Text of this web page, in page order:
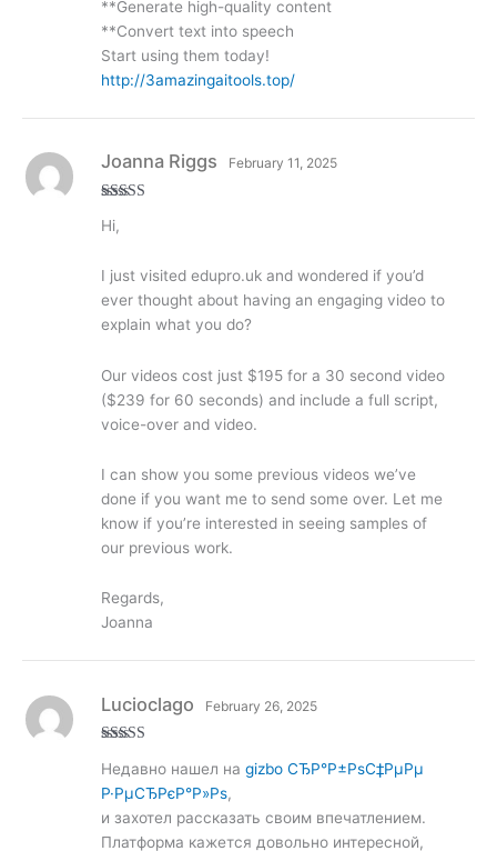
**Generate high-quality content
**Convert text into speech
Start using them today!
http://3amazingaitools.top/
of 5
Joanna Riggs February 11, 2025
Hi,
I just visited edupro.uk and wondered if you’d
ever thought about having an engaging video to
explain what you do?
Our videos cost just $195 for a 30 second video
($239 for 60 seconds) and include a full script,
voice-over and video.
I can show you some previous videos we’ve
done if you want me to send some over. Let me
know if you’re interested in seeing samples of
our previous work.
Regards,
Joanna
out of
5
Lucioclago February 26, 2025
Недавно нашел на gizbo СЂР°Р±РѕС‡РµРµ
Р·РµСЂРєР°Р»Рѕ,
и захотел рассказать своим впечатлением.
Платформа кажется довольно интересной,